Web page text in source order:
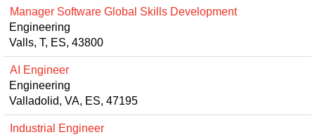
Manager Software Global Skills Development
Engineering
Valls, T, ES, 43800
AI Engineer
Engineering
Valladolid, VA, ES, 47195
Industrial Engineer